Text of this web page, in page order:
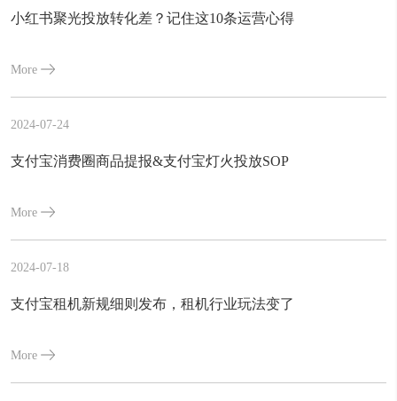
小红书聚光投放转化差？记住这10条运营心得
More
2024-07-24
支付宝消费圈商品提报&支付宝灯火投放SOP
More
2024-07-18
支付宝租机新规细则发布，租机行业玩法变了
More